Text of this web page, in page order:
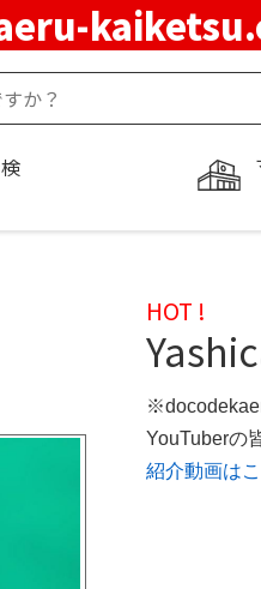
HOT !
YouTuberの
紹介動画は